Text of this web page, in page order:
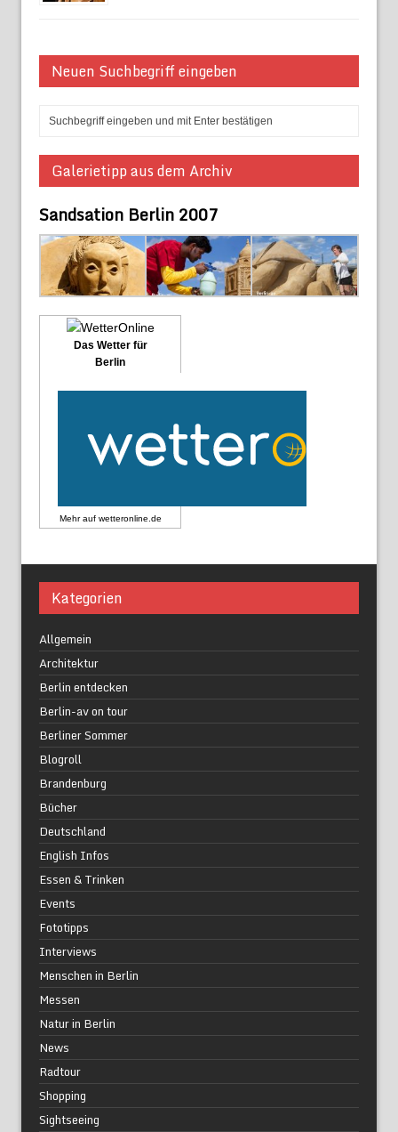
Neuen Suchbegriff eingeben
Galerietipp aus dem Archiv
Sandsation Berlin 2007
Das Wetter für
Berlin
Mehr auf wetteronline.de
Kategorien
Allgemein
Architektur
Berlin entdecken
Berlin-av on tour
Berliner Sommer
Blogroll
Brandenburg
Bücher
Deutschland
English Infos
Essen & Trinken
Events
Fototipps
Interviews
Menschen in Berlin
Messen
Natur in Berlin
News
Radtour
Shopping
Sightseeing